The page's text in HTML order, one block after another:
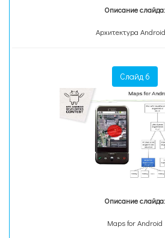
Описание слайда:
Архитектура
Слайд 6
Описание слайда:
Maps for Android